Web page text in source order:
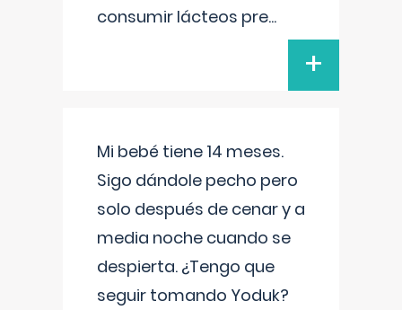
consumir lácteos pre...
+
Mi bebé tiene 14 meses.
Sigo dándole pecho pero
solo después de cenar y a
media noche cuando se
despierta. ¿Tengo que
seguir tomando Yoduk?